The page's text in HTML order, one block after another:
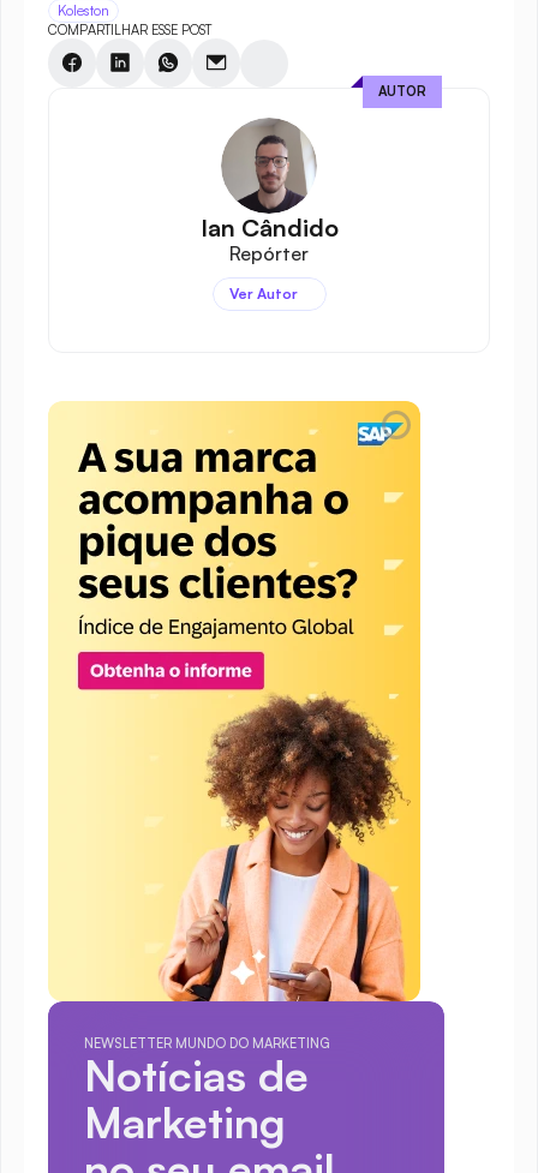
Koleston
COMPARTILHAR ESSE POST
Ian Cândido
Repórter
Ver Autor
AUTOR
NEWSLETTER MUNDO DO MARKETING
Notícias de
Marketing